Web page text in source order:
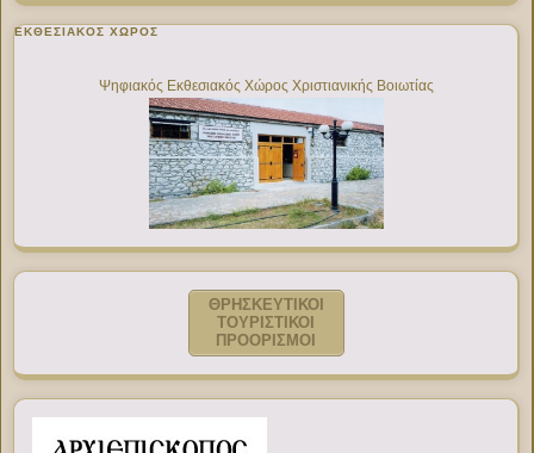
ΕΚΘΕΣΙΑΚΌΣ ΧΏΡΟΣ
Ψηφιακός Εκθεσιακός Χώρος Χριστιανικής Βοιωτίας
ΘΡΗΣΚΕΥΤΙΚΟΙ
ΤΟΥΡΙΣΤΙΚΟΙ
ΠΡΟΟΡΙΣΜΟΙ